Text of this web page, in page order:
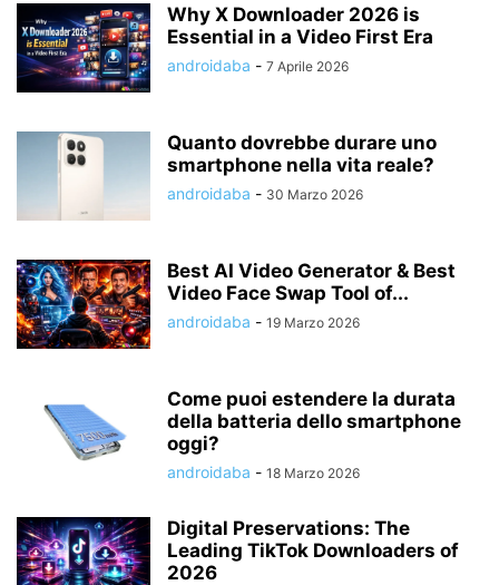
Why X Downloader 2026 is
Essential in a Video First Era
androidaba - 7 Aprile 2026
Quanto dovrebbe durare uno
smartphone nella vita reale?
androidaba - 30 Marzo 2026
Best AI Video Generator & Best
Video Face Swap Tool of...
androidaba - 19 Marzo 2026
Come puoi estendere la durata
della batteria dello smartphone
oggi?
androidaba - 18 Marzo 2026
Digital Preservations: The
Leading TikTok Downloaders of
2026